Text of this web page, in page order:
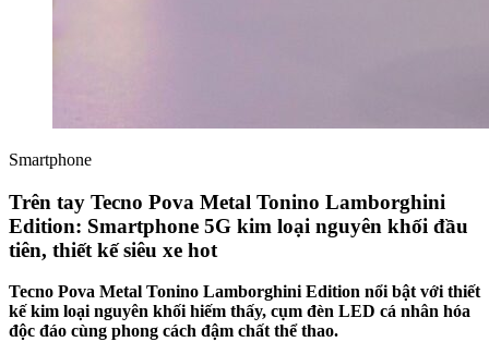
Smartphone
Trên tay Tecno Pova Metal Tonino Lamborghini
Edition: Smartphone 5G kim loại nguyên khối đầu
tiên, thiết kế siêu xe hot
Tecno Pova Metal Tonino Lamborghini Edition nổi bật với thiết
kế kim loại nguyên khối hiếm thấy, cụm đèn LED cá nhân hóa
độc đáo cùng phong cách đậm chất thể thao.